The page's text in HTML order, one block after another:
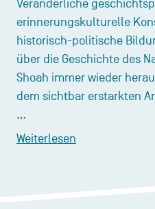
Veränderliche
erinnerungskulturelle
historisch-politische
über die Geschichte des
Shoah immer wieder
dem sichtbar erstarkten
…
Weiterlesen